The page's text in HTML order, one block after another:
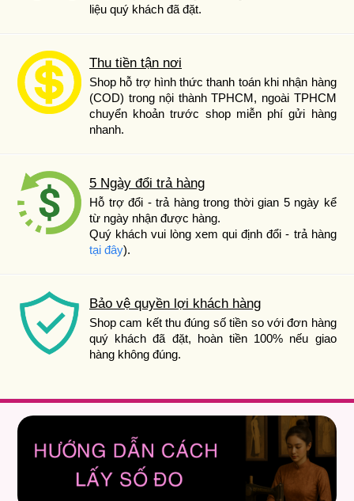
liệu quý khách đã đặt.
Thu tiền tận nơi
Shop hỗ trợ hình thức thanh toán khi nhận hàng
(COD) trong nội thành TPHCM, ngoài TPHCM
chuyển khoản trước shop miễn phí gửi hàng
nhanh.
5 Ngày đổi trả hàng
Hỗ trợ đổi - trả hàng trong thời gian 5 ngày kể
từ ngày nhận được hàng.
Quý khách vui lòng xem qui định đổi - trả hàng
tại đây).
Bảo vệ quyền lợi khách hàng
Shop cam kết thu đúng số tiền so với đơn hàng
quý khách đã đặt, hoàn tiền 100% nếu giao
hàng không đúng.